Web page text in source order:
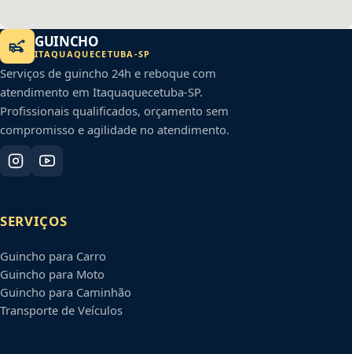
GUINCHO
ITAQUAQUECETUBA -SP
Serviços de guincho 24h e reboque com
atendimento em Itaquaquecetuba-SP.
Profissionais qualificados, orçamento sem
compromisso e agilidade no atendimento.
SERVIÇOS
Guincho para Carro
Guincho para Moto
Guincho para Caminhão
Transporte de Veículos